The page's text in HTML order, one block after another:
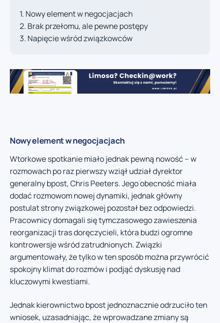
Nowy element w negocjacjach
Brak przełomu, ale pewne postępy
Napięcie wśród związkowców
Nowy element w negocjacjach
Wtorkowe spotkanie miało jednak pewną nowość – w
rozmowach po raz pierwszy wziął udział dyrektor
generalny bpost, Chris Peeters. Jego obecność miała
dodać rozmowom nowej dynamiki, jednak główny
postulat strony związkowej pozostał bez odpowiedzi.
Pracownicy domagali się tymczasowego zawieszenia
reorganizacji tras doręczycieli, która budzi ogromne
kontrowersje wśród zatrudnionych. Związki
argumentowały, że tylko w ten sposób można przywrócić
spokojny klimat do rozmów i podjąć dyskusję nad
kluczowymi kwestiami.
Jednak kierownictwo bpost jednoznacznie odrzuciło ten
wniosek, uzasadniając, że wprowadzane zmiany są